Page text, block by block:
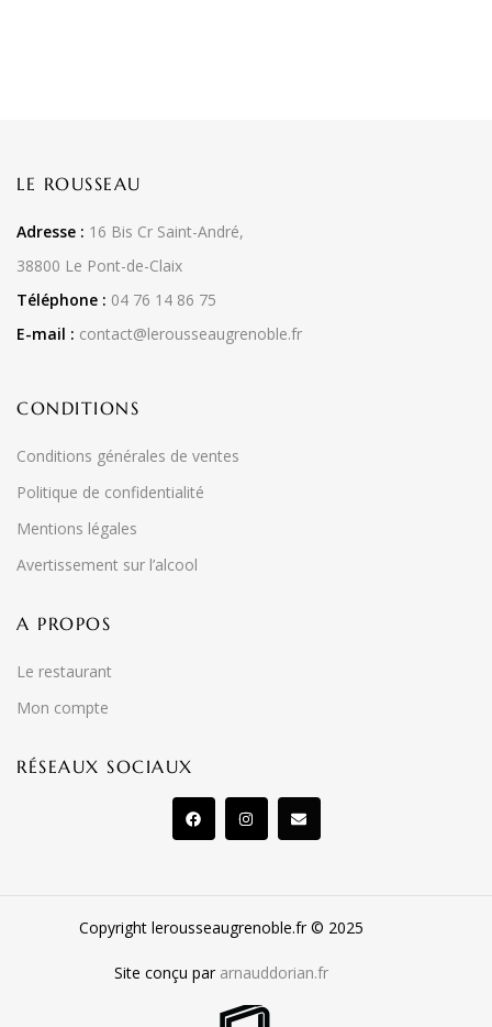
LE ROUSSEAU
Adresse : 16 Bis Cr Saint-André,
38800 Le Pont-de-Claix
Téléphone : 04 76 14 86 75
E-mail : contact@lerousseaugrenoble.fr
CONDITIONS
Conditions générales de ventes
Politique de confidentialité
Mentions légales
Avertissement sur l’alcool
A PROPOS
Le restaurant
Mon compte
RÉSEAUX SOCIAUX
Copyright lerousseaugrenoble.fr © 2025
Site conçu par arnauddorian.fr